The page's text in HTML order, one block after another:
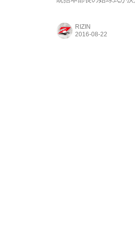
ラジオ『Rakuten.FM
「ファンの皆さんの気
RIZIN